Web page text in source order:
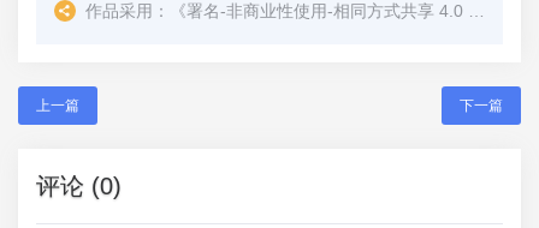
作品采用：
《署名-非商业性使用-相同方式共享 4.0 国际 (CC BY-NC-SA 4.0)
上一篇 下一篇
评论 (0)